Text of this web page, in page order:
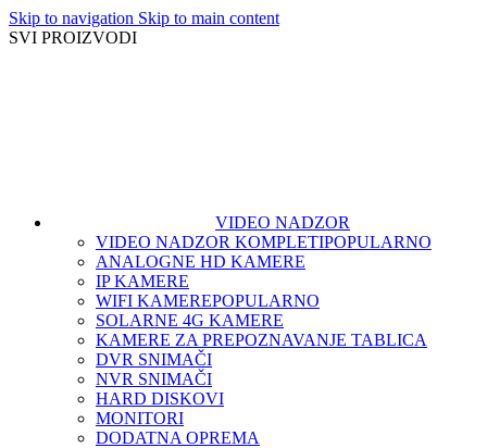
Skip to navigation Skip to main content
SVI PROIZVODI
VIDEO NADZOR
VIDEO NADZOR KOMPLETIPOPULARNO
ANALOGNE HD KAMERE
IP KAMERE
WIFI KAMEREPOPULARNO
SOLARNE 4G KAMERE
KAMERE ZA PREPOZNAVANJE TABLICA
DVR SNIMAČI
NVR SNIMAČI
HARD DISKOVI
MONITORI
DODATNA OPREMA